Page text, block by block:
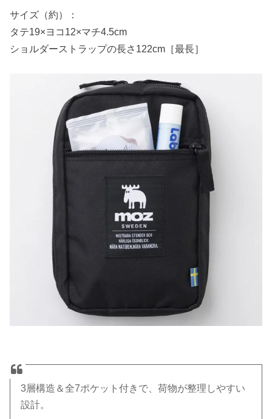
サイズ（約）：
タテ19×ヨコ12×マチ4.5cm
ショルダーストラップの長さ122cm［最長］
3層構造＆全7ポケット付きで、荷物が整理しやすい
設計。